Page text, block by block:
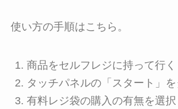
使い方の手順はこちら。
商品をセルフレジに持って行く
タッチパネルの「スタート」
有料レジ袋の購入の有無を選択